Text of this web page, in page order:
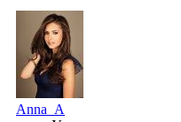
Anna_A